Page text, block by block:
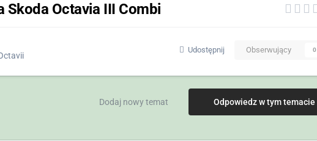
Skoda Octavia III Combi
Udostępnij Obserwujący 0
Odpowiedz w tym temacie
Dodaj nowy temat